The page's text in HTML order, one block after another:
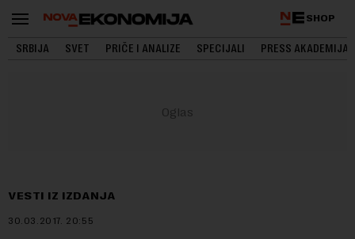
SHOP
SRBIJA SVET PRIČE I ANALIZE SPECIJALI PRESS AKADEMIJA
VESTI IZ IZDANJA
30.03.2017. 20:55